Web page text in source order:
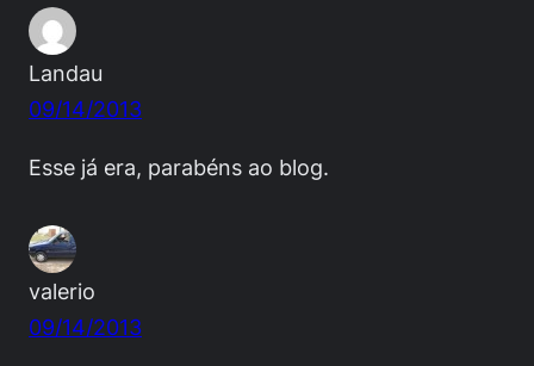
Landau
09/14/2013
Esse já era, parabéns ao blog.
valerio
09/14/2013